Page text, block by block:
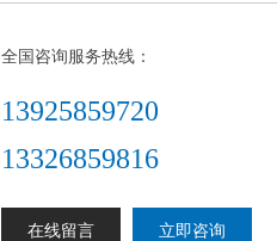
全国咨询服务热线：
13925859720
13326859816
在线留言 立即咨询